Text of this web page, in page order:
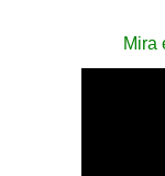
Mira